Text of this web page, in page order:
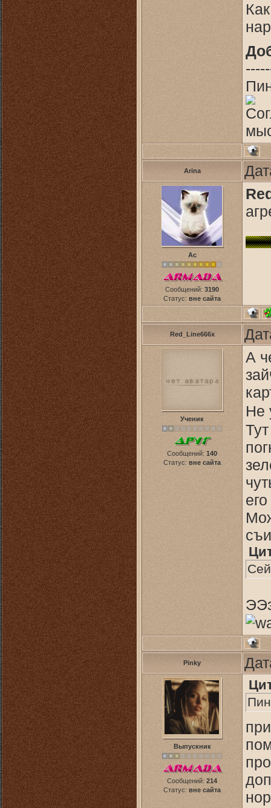
Arina
Ас
Сообщений: 3190
Статус: вне сайта
Red_Line666x
Ученик
Сообщений: 140
Статус: вне сайта
А
Не
Pinky
Выпускник
Сообщений: 214
Статус: вне сайта